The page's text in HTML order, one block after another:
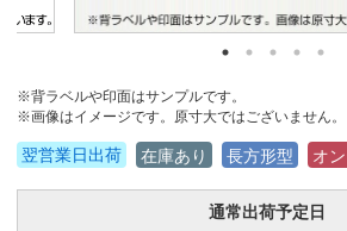
※背ラベルや印面はサンプルです。
※画像はイメージです。原寸大ではございません。
翌営業日出荷 在庫あり 長方形型 オ
通常出荷予定日